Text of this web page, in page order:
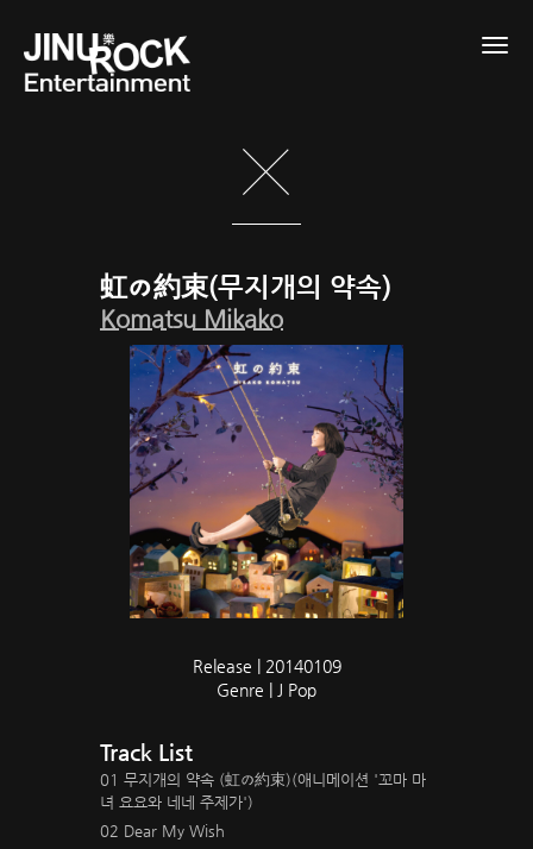
虹の約束(무지개의 약속)
Komatsu Mikako
Release | 20140109
Genre | J Pop
Track List
01 무지개의 약속 (虹の約束)(애니메이션 '꼬마 마
녀 요요와 네네 주제가')
02 Dear My Wish